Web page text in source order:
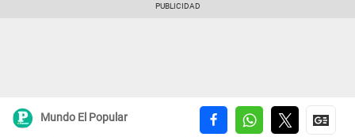
Mundo El Popular